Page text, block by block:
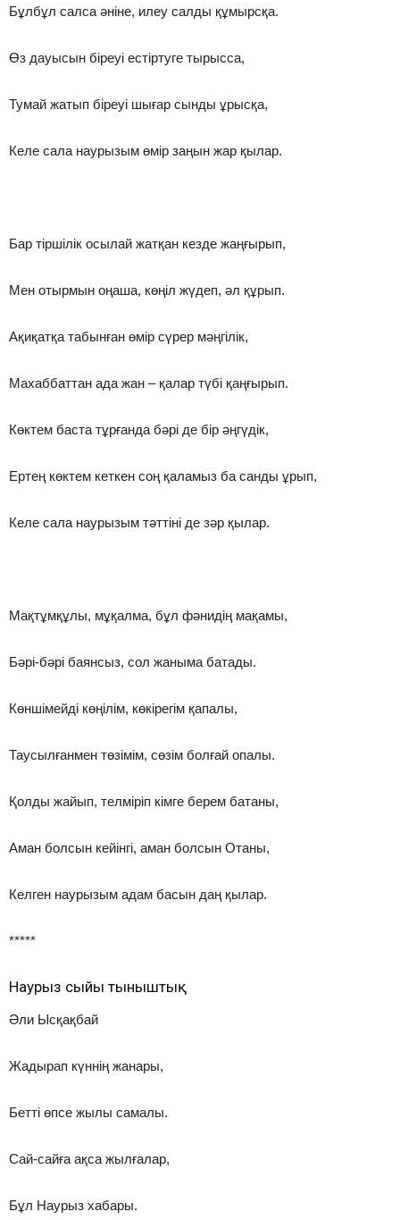
Бұлбұл салса әніне, илеу салды құмырсқа.
Өз дауысын біреуі естіртуге тырысса,
Тумай жатып біреуі шығар сынды ұрысқа,
Келе сала наурызым өмір заңын жар қылар.
Бар тіршілік осылай жатқан кезде жаңғырып,
Мен отырмын оңаша, көңіл жүдеп, әл құрып.
Ақиқатқа табынған өмір сүрер мәңгілік,
Махаббаттан ада жан – қалар түбі қаңғырып.
Көктем баста тұрғанда бәрі де бір әңгүдік,
Ертең көктем кеткен соң қаламыз ба санды ұрып,
Келе сала наурызым тәттіні де зәр қылар.
Мақтұмқұлы, мұқалма, бұл фәнидің мақамы,
Бәрі-бәрі баянсыз, сол жаныма батады.
Көншімейді көңілім, көкірегім қапалы,
Таусылғанмен төзімім, сөзім болғай опалы.
Қолды жайып, телміріп кімге берем батаны,
Аман болсын кейінгі, аман болсын Отаны,
Келген наурызым адам басын даң қылар.
*****
Наурыз сыйы тыныштық
Әли Ысқақбай
Жадырап күннің жанары,
Бетті өпсе жылы самалы.
Сай-сайға ақса жылғалар,
Бұл Наурыз хабары.